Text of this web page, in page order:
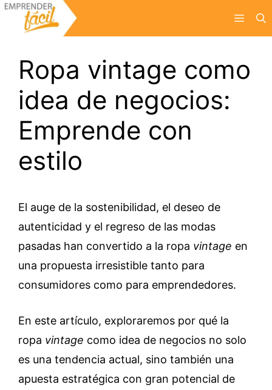
Saltar
Menú
Ropa vintage como
idea de negocios:
Emprende con
estilo
El auge de la sostenibilidad, el deseo de
autenticidad y el regreso de las modas
pasadas han convertido a la ropa vintage en
una propuesta irresistible tanto para
consumidores como para emprendedores.
En este artículo, exploraremos por qué la
ropa vintage como idea de negocios no solo
es una tendencia actual, sino también una
apuesta estratégica con gran potencial de